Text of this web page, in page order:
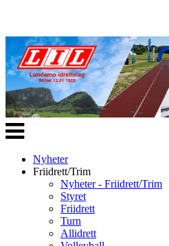
Veksle
navigasjon
Nyheter
Friidrett/Trim
Nyheter - Friidrett/Trim
Styret
Friidrett
Turn
Allidrett